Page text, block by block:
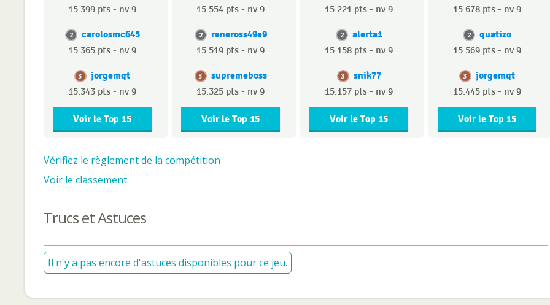
15.399 pts - nv 9
2 carolosmc645
15.365 pts - nv 9
3 jorgemqt
15.343 pts - nv 9
Voir le Top 15
15.554 pts - nv 9
2 reneross49e9
15.519 pts - nv 9
3 supremeboss
15.325 pts - nv 9
Voir le Top 15
15.221 pts - nv 9
2 alerta1
15.158 pts - nv 9
3 snik77
15.157 pts - nv 9
Voir le Top 15
15.678 pts - nv 9
2 quatizo
15.569 pts - nv 9
3 jorgemqt
15.445 pts - nv 9
Voir le Top 15
Vérifiez le règlement de la compétition
Voir le classement
Trucs et Astuces
Il n'y a pas encore d'astuces disponibles pour ce jeu.